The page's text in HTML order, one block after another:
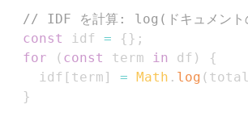
// IDF を計算: log(ドキュメント
const
idf = { } ;
for
( const term in df )
{
    idf
[ term ] = Math . log (
}